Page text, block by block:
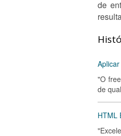
de
"O
de
HTML